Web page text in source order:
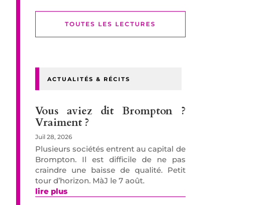
TOUTES LES LECTURES
ACTUALITÉS & RÉCITS
Vous aviez dit Brompton ?
Vraiment ?
Juil 28, 2026
Plusieurs sociétés entrent au capital de
Brompton. Il est difficile de ne pas
craindre une baisse de qualité. Petit
tour d’horizon. MàJ le 7 août.
lire plus